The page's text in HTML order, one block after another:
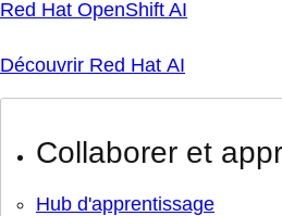
Red Hat OpenShift AI
Découvrir Red Hat AI
Collaborer et
Hub d'apprentissage